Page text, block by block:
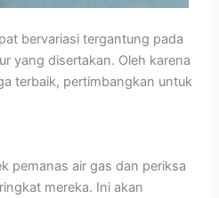
bervariasi tergantung pada
yang disertakan. Oleh karena
terbaik, pertimbangkan untuk
pemanas air gas dan periksa
mereka. Ini akan